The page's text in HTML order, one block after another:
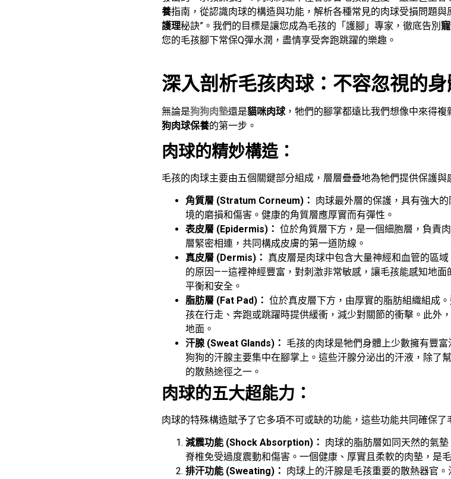
養指南，從認識肉球的構造與功能，解析各種常見的肉球受損問題
護理秘訣”。我們的目標是讓您成為毛孩的「護腳」專家，徹底告別
您的毛孩腳下常保Q彈水潤，盡情享受奔跑跳躍的樂趣。
深入剖析毛孩肉球：不容忽視的
無論是狗狗肉墊還是貓咪肉球，牠們的腳掌都遠比我們想像中來得
狗肉球保養的第一步。
肉球的精妙構造：
毛孩的肉球主要由五個關鍵部分組成，層層疊疊地為牠們提供保護與
角質層 (Stratum Corneum)： 肉球最外層的保護，具有強大
境的磨損和傷害。健康的角質層應厚實而有彈性。
表皮層 (Epidermis)： 位於角質層下方，是一個細胞層，負責
層緊密相連，共同構成皮膚的第一道防線。
真皮層 (Dermis)： 真皮層是肉球中包含大量神經和血管的區
的原因——這裡神經豐富，對刺激非常敏感，讓毛孩能感知地
平衡和安全。
脂肪層 (Fat Pad)： 位於真皮層下方，由厚實的脂肪組織組成
孩在行走、奔跑或跳躍時提供緩衝，減少對關節的衝擊。此外
地面。
汗腺 (Sweat Glands)： 毛孩的肉球是牠們身體上少數擁有豐
狗狗的汗腺主要集中在腳掌上。這些汗腺分泌出的汗液，除了
的散熱途徑之一。
肉球的五大超能力：
肉球的特殊構造賦予了它多項不可或缺的功能，這些功能共同確保了
減震功能 (Shock Absorption)： 肉球的脂肪層如同天然的氣
脊椎免受過度震動和傷害。一個健康、厚實且柔軟的肉墊，是
排汗功能 (Sweating)： 肉球上的汗腺是毛孩重要的散熱器官